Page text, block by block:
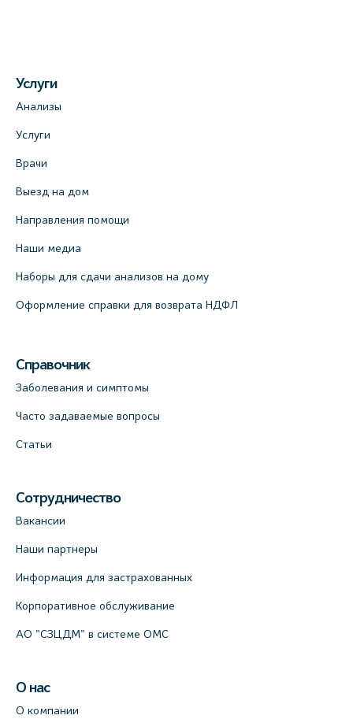
Услуги
Анализы
Услуги
Врачи
Выезд на дом
Направления помощи
Наши медиа
Наборы для сдачи анализов на дому
Оформление справки для возврата НДФЛ
Справочник
Заболевания и симптомы
Часто задаваемые вопросы
Статьи
Сотрудничество
Вакансии
Наши партнеры
Информация для застрахованных
Корпоративное обслуживание
АО "СЗЦДМ" в системе ОМС
О нас
О компании